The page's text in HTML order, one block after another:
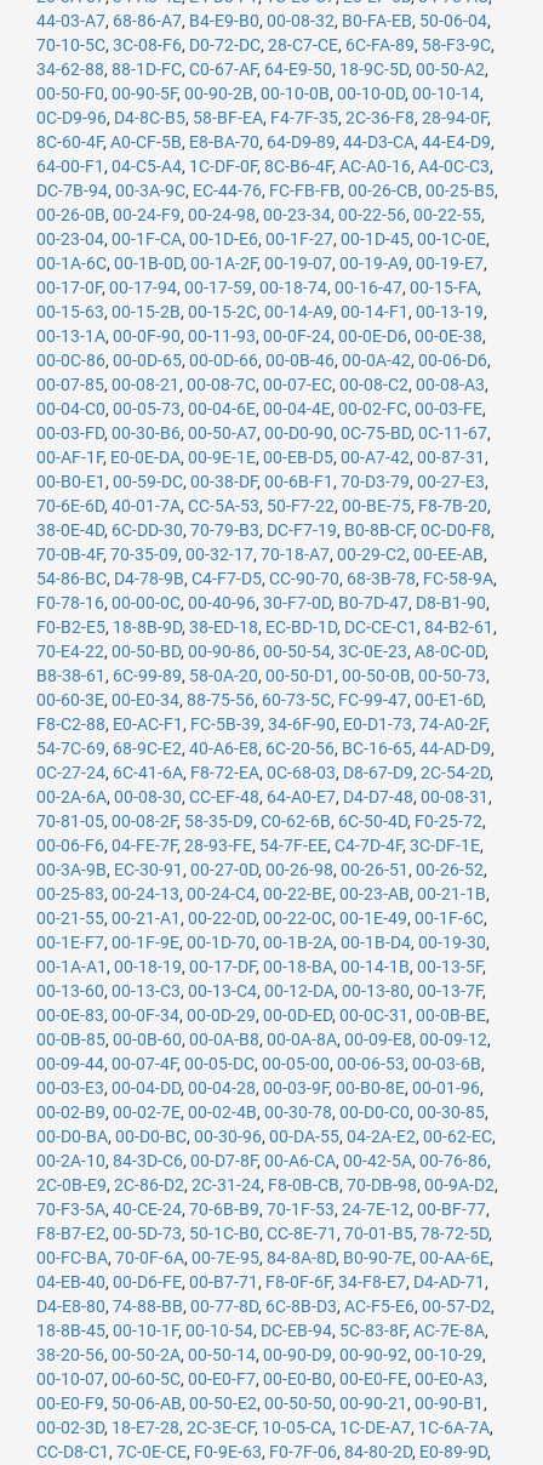
44-03-A7, 68-86-A7, B4-E9-B0, 00-08-32, B0-FA-EB, 50-06-04,
70-10-5C, 3C-08-F6, D0-72-DC, 28-C7-CE, 6C-FA-89, 58-F3-9C,
34-62-88, 88-1D-FC, C0-67-AF, 64-E9-50, 18-9C-5D, 00-50-A2,
00-50-F0, 00-90-5F, 00-90-2B, 00-10-0B, 00-10-0D, 00-10-14,
0C-D9-96, D4-8C-B5, 58-BF-EA, F4-7F-35, 2C-36-F8, 28-94-0F,
8C-60-4F, A0-CF-5B, E8-BA-70, 64-D9-89, 44-D3-CA, 44-E4-D9,
64-00-F1 , 04-C5-A4, 1C-DF-0F, 8C-B6-4F, AC-A0-16, A4-0C-C3,
DC-7B-94, 00-3A-9C, EC-44-76, FC-FB-FB, 00-26-CB, 00-25-B5,
00-26-0B, 00-24-F9, 00-24-98, 00-23-34, 00-22-56, 00-22-55,
00-23-04, 00-1F-CA, 00-1D-E6, 00-1F-27, 00-1D-45, 00-1C-0E,
00-1A-6C, 00-1B-0D, 00-1A-2F, 00-19-07, 00-19-A9, 00-19-E7,
00-17-0F, 00-17-94, 00-17-59, 00-18-74, 00-16-47, 00-15-FA,
00-15-63, 00-15-2B, 00-15-2C, 00-14-A9, 00-14-F1 , 00-13-19,
00-13-1A, 00-0F-90, 00-11-93, 00-0F-24, 00-0E-D6, 00-0E-38,
00-0C-86, 00-0D-65, 00-0D-66, 00-0B-46, 00-0A-42, 00-06-D6,
00-07-85, 00-08-21 , 00-08-7C, 00-07-EC, 00-08-C2, 00-08-A3,
00-04-C0, 00-05-73, 00-04-6E, 00-04-4E, 00-02-FC, 00-03-FE,
00-03-FD, 00-30-B6, 00-50-A7, 00-D0-90, 0C-75-BD, 0C-11-67,
00-AF-1F, E0-0E-DA, 00-9E-1E, 00-EB-D5, 00-A7-42, 00-87-31 ,
00-B0-E1 , 00-59-DC, 00-38-DF, 00-6B-F1 , 70-D3-79, 00-27-E3,
70-6E-6D, 40-01-7A, CC-5A-53, 50-F7-22, 00-BE-75, F8-7B-20,
38-0E-4D, 6C-DD-30, 70-79-B3, DC-F7-19, B0-8B-CF, 0C-D0-F8,
70-0B-4F, 70-35-09, 00-32-17, 70-18-A7, 00-29-C2, 00-EE-AB,
54-86-BC, D4-78-9B, C4-F7-D5, CC-90-70, 68-3B-78, FC-58-9A,
F0-78-16, 00-00-0C, 00-40-96, 30-F7-0D, B0-7D-47, D8-B1-90,
F0-B2-E5, 18-8B-9D, 38-ED-18, EC-BD-1D, DC-CE-C1 , 84-B2-61 ,
70-E4-22, 00-50-BD, 00-90-86, 00-50-54, 3C-0E-23, A8-0C-0D,
B8-38-61 , 6C-99-89, 58-0A-20, 00-50-D1 , 00-50-0B, 00-50-73,
00-60-3E, 00-E0-34, 88-75-56, 60-73-5C, FC-99-47, 00-E1-6D,
F8-C2-88, E0-AC-F1 , FC-5B-39, 34-6F-90, E0-D1-73, 74-A0-2F,
54-7C-69, 68-9C-E2, 40-A6-E8, 6C-20-56, BC-16-65, 44-AD-D9,
0C-27-24, 6C-41-6A, F8-72-EA, 0C-68-03, D8-67-D9, 2C-54-2D,
00-2A-6A, 00-08-30, CC-EF-48, 64-A0-E7, D4-D7-48, 00-08-31 ,
70-81-05, 00-08-2F, 58-35-D9, C0-62-6B, 6C-50-4D, F0-25-72,
00-06-F6, 04-FE-7F, 28-93-FE, 54-7F-EE, C4-7D-4F, 3C-DF-1E,
00-3A-9B, EC-30-91 , 00-27-0D, 00-26-98, 00-26-51 , 00-26-52,
00-25-83, 00-24-13, 00-24-C4, 00-22-BE, 00-23-AB, 00-21-1B,
00-21-55, 00-21-A1 , 00-22-0D, 00-22-0C, 00-1E-49, 00-1F-6C,
00-1E-F7, 00-1F-9E, 00-1D-70, 00-1B-2A, 00-1B-D4, 00-19-30,
00-1A-A1 , 00-18-19, 00-17-DF, 00-18-BA, 00-14-1B, 00-13-5F,
00-13-60, 00-13-C3, 00-13-C4, 00-12-DA, 00-13-80, 00-13-7F,
00-0E-83, 00-0F-34, 00-0D-29, 00-0D-ED, 00-0C-31 , 00-0B-BE,
00-0B-85, 00-0B-60, 00-0A-B8, 00-0A-8A, 00-09-E8, 00-09-12,
00-09-44, 00-07-4F, 00-05-DC, 00-05-00, 00-06-53, 00-03-6B,
00-03-E3, 00-04-DD, 00-04-28, 00-03-9F, 00-B0-8E, 00-01-96,
00-02-B9, 00-02-7E, 00-02-4B, 00-30-78, 00-D0-C0, 00-30-85,
00-D0-BA, 00-D0-BC, 00-30-96, 00-DA-55, 04-2A-E2, 00-62-EC,
00-2A-10, 84-3D-C6, 00-D7-8F, 00-A6-CA, 00-42-5A, 00-76-86,
2C-0B-E9, 2C-86-D2, 2C-31-24, F8-0B-CB, 70-DB-98, 00-9A-D2,
70-F3-5A, 40-CE-24, 70-6B-B9, 70-1F-53, 24-7E-12, 00-BF-77,
F8-B7-E2, 00-5D-73, 50-1C-B0, CC-8E-71 , 70-01-B5, 78-72-5D,
00-FC-BA, 70-0F-6A, 00-7E-95, 84-8A-8D, B0-90-7E, 00-AA-6E,
04-EB-40, 00-D6-FE, 00-B7-71 , F8-0F-6F, 34-F8-E7, D4-AD-71 ,
D4-E8-80, 74-88-BB, 00-77-8D, 6C-8B-D3, AC-F5-E6, 00-57-D2,
18-8B-45, 00-10-1F, 00-10-54, DC-EB-94, 5C-83-8F, AC-7E-8A,
38-20-56, 00-50-2A, 00-50-14, 00-90-D9, 00-90-92, 00-10-29,
00-10-07, 00-60-5C, 00-E0-F7, 00-E0-B0, 00-E0-FE, 00-E0-A3,
00-E0-F9, 50-06-AB, 00-50-E2, 00-50-50, 00-90-21 , 00-90-B1 ,
00-02-3D, 18-E7-28, 2C-3E-CF, 10-05-CA, 1C-DE-A7, 1C-6A-7A,
CC-D8-C1 , 7C-0E-CE, F0-9E-63, F0-7F-06, 84-80-2D, E0-89-9D,